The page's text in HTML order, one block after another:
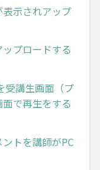
表示されアップ
ップロードする
受講生画面（プ
で再生をする
トを講師がPC